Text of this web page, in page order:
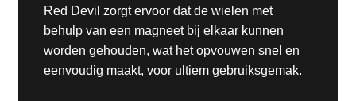
Red Devil zorgt ervoor dat de wielen met
behulp van een magneet bij elkaar kunnen
worden gehouden, wat het opvouwen snel en
eenvoudig maakt, voor ultiem gebruiksgemak.